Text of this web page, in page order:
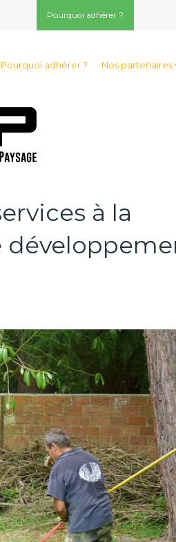
Pourquoi adhérer ?
Pourquoi adhérer ? Nos partenaires
à la